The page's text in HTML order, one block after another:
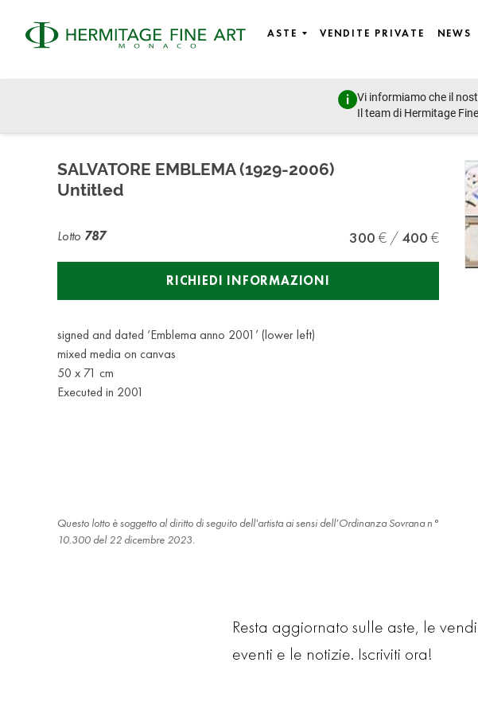
ASTE VENDITE PRIVATE NEWS
Vi informiamo che il
Il team di Hermitage
SALVATORE EMBLEMA (1929-2006)
Untitled
Lotto 787 300 400
RICHIEDI INFORMAZIONI
signed and dated ‘Emblema anno 2001’ (lower left)
mixed media on canvas
50 x 71 cm
Executed in 2001
Questo lotto è soggetto al diritto di seguito dell'artista ai sensi dell'Ordinanza Sovrana n°
10.300 del 22 dicembre 2023.
Resta aggiornato sulle aste, le
eventi e le notizie. Iscriviti ora!